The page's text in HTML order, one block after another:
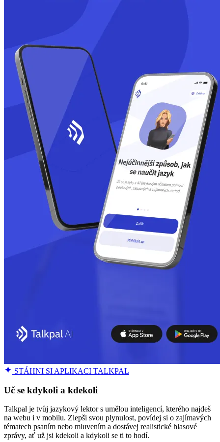
STÁHNI SI APLIKACI TALKPAL
Uč se kdykoli a kdekoli
Talkpal je tvůj jazykový lektor s umělou inteligencí, kterého najdeš
na webu i v mobilu. Zlepši svou plynulost, povídej si o zajímavých
tématech psaním nebo mluvením a dostávej realistické hlasové
zprávy, ať už jsi kdekoli a kdykoli se ti to hodí.